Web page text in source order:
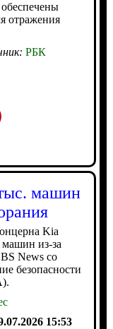
отражения
РБК
машин
Kia
машин из-за
News со
безопасности
15:53